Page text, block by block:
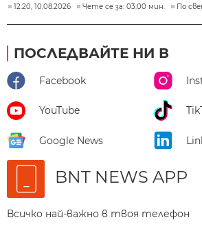
12:20, 10.08.2026 Чете се за: 03:00 мин. По
ПОСЛЕДВАЙТЕ НИ В
Facebook
YouTube
Google News
BNT NEWS APP
Всичко най-важно в твоя телефон